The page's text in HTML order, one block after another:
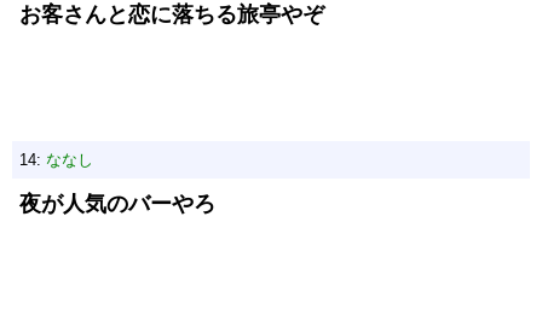
お客さんと恋に落ちる旅亭やぞ
14: ななし
夜が人気のバーやろ